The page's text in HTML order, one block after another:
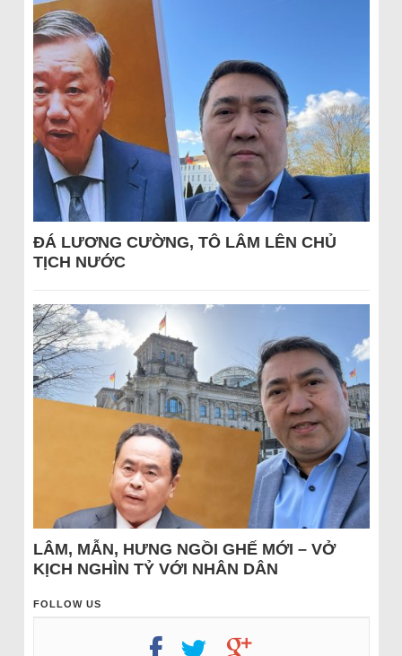
ĐÁ LƯƠNG CƯỜNG, TÔ LÂM LÊN CHỦ
TỊCH NƯỚC
LÂM, MẪN, HƯNG NGỒI GHẾ MỚI – VỞ
KỊCH NGHÌN TỶ VỚI NHÂN DÂN
FOLLOW US